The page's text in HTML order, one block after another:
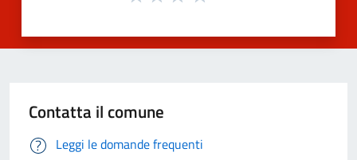
Contatta il comune
Leggi le domande frequenti